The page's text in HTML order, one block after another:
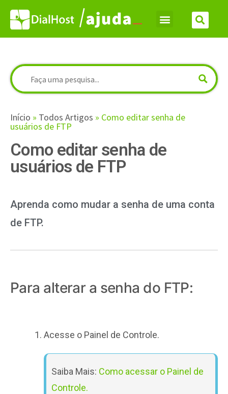
Início » Todos Artigos » Como editar senha de
usuários de FTP
Como editar senha de
usuários de FTP
Aprenda como mudar a senha de uma conta
de FTP.
Para alterar a senha do FTP:
Acesse o Painel de Controle.
Saiba Mais: Como acessar o Painel de
Controle.